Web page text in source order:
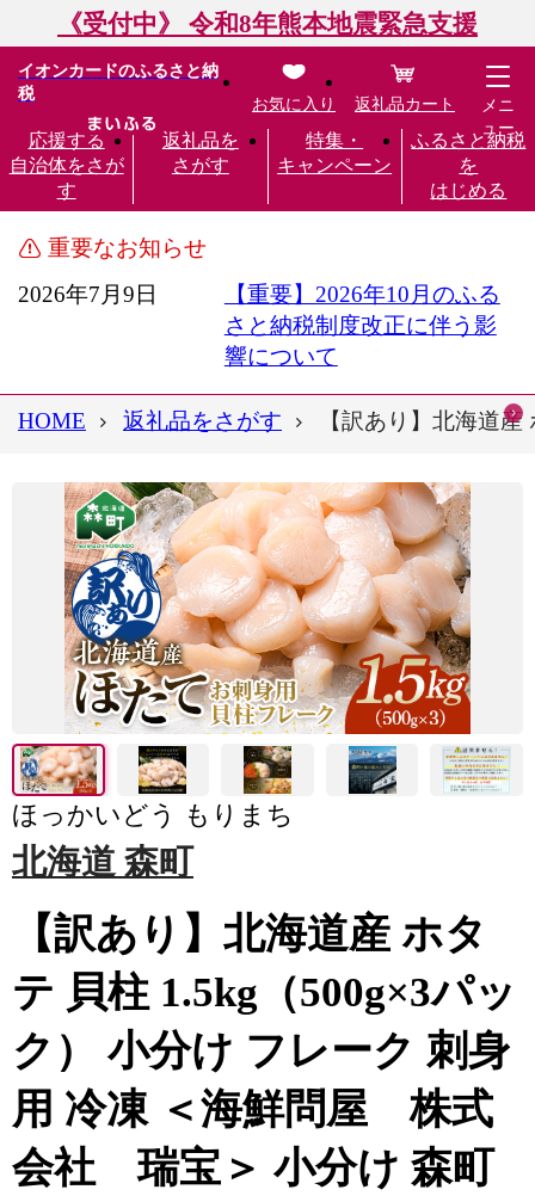
《受付中》 令和8年熊本地震緊急支援
イオンカードのふるさと納
税
応援する
自治体をさが
す
返礼品を
さがす
特集・
キャンペーン
ふるさと納税
を
はじめる
お気に入り 返礼品カート
メニ
ュー
重要なお知らせ
2026年7月9日
【重要】2026年10月のふる
さと納税制度改正に伴う影
響について
HOME 返礼品をさがす 【訳あり】北海道
ほっかいどう もりまち
北海道 森町
【訳あり】北海道産 ホタ
テ 貝柱 1.5kg（500g×3パッ
ク） 小分け フレーク 刺身
用 冷凍 ＜海鮮問屋 株式
会社 瑞宝＞ 小分け 森町